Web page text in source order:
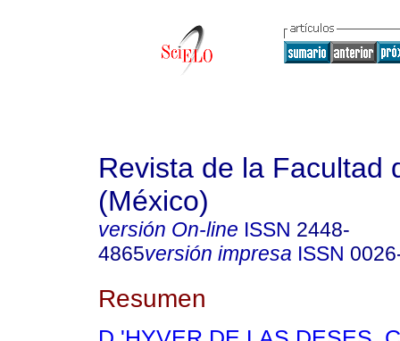
Revista de la Facultad
(México)
versión On-line ISSN 2448-
4865versión impresa ISSN
Resumen